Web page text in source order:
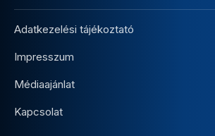
Adatkezelési tájékoztató
Impresszum
Médiaajánlat
Kapcsolat